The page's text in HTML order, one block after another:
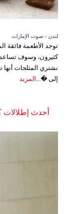
لندن - صوت الإمارات
توجد الأطعمة فائقة
كثيرون، وسوف
نشتري المثلجات أنها
إلى �... المزيد
أحدث